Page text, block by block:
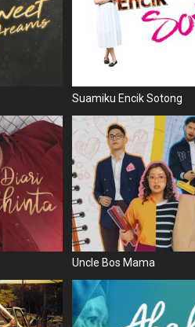
Suamiku Encik Sotong
Uncle Bos Mama